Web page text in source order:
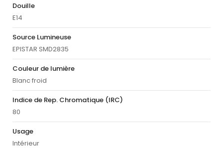
Douille
E14
Source Lumineuse
EPISTAR SMD2835
Couleur de lumière
Blanc froid
Indice de Rep. Chromatique (IRC)
80
Usage
Intérieur